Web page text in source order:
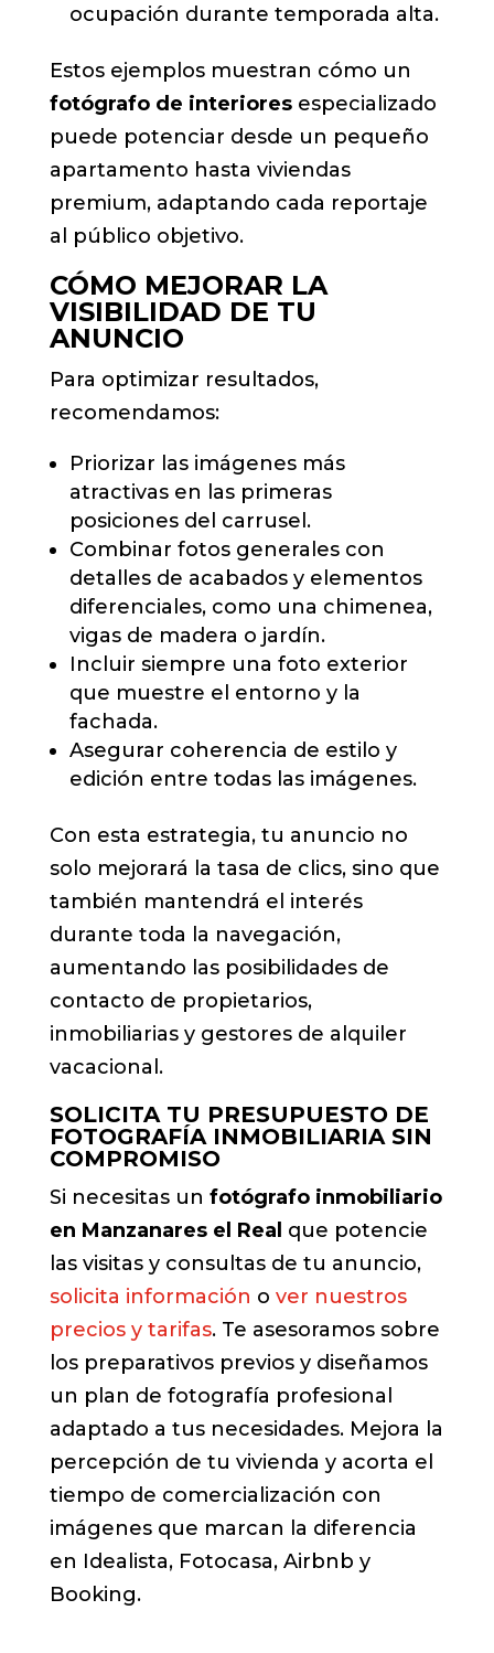
ocupación durante temporada alta.
Estos ejemplos muestran cómo un
fotógrafo de interioresespecializado
puede potenciar desde un pequeño
apartamento hasta viviendas
premium, adaptando cada reportaje
al público objetivo.
CÓMO MEJORAR LA
VISIBILIDAD DE TU
ANUNCIO
Para optimizar resultados,
recomendamos:
Priorizar las imágenes más
atractivas en las primeras
posiciones del carrusel.
Combinar fotos generales con
detalles de acabados y elementos
diferenciales, como una chimenea,
vigas de madera o jardín.
Incluir siempre una foto exterior
que muestre el entorno y la
fachada.
Asegurar coherencia de estilo y
edición entre todas las imágenes.
Con esta estrategia, tu anuncio no
solo mejorará la tasa de clics, sino que
también mantendrá el interés
durante toda la navegación,
aumentando las posibilidades de
contacto de propietarios,
inmobiliarias y gestores de alquiler
vacacional.
SOLICITA TU PRESUPUESTO DE
FOTOGRAFÍA INMOBILIARIA SIN
COMPROMISO
Si necesitas un fotógrafo inmobiliario
en Manzanares el Real que potencie
las visitas y consultas de tu anuncio,
solicita información o ver nuestros
precios y tarifas. Te asesoramos sobre
los preparativos previos y diseñamos
un plan de fotografía profesional
adaptado a tus necesidades. Mejora la
percepción de tu vivienda y acorta el
tiempo de comercialización con
imágenes que marcan la diferencia
en Idealista, Fotocasa, Airbnb y
Booking.